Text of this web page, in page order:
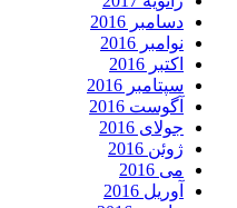
دسامبر 2016
نوامبر 2016
اکتبر 2016
سپتامبر 2016
آگوست 2016
جولای 2016
ژوئن 2016
می 2016
آوریل 2016